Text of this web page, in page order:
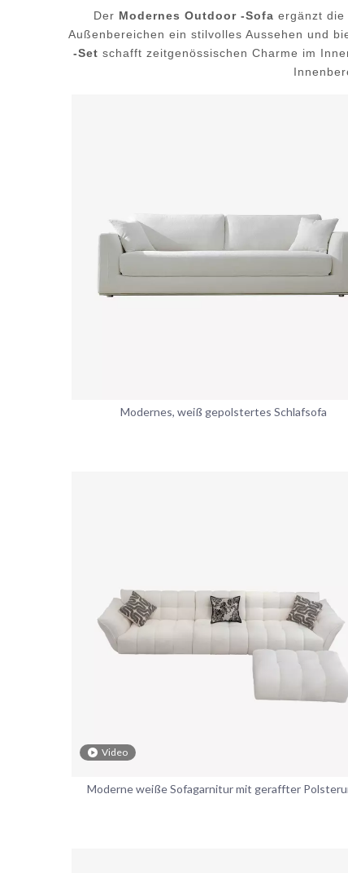
Der Modernes Outdoor -Sofa ergänzt die
Außenbereichen ein stilvolles Aussehen und
-Set schafft zeitgenössischen Charme im
Modernes, weiß gepolstertes Schlafsofa
Video
Moderne weiße Sofagarnitur mit geraffter